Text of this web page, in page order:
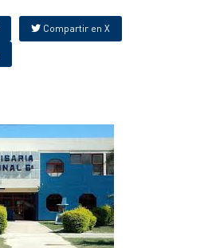
Compartir en X